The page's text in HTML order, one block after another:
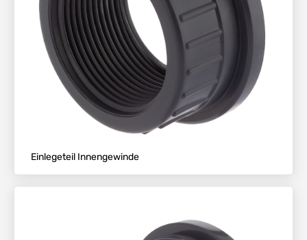
Einlegeteil Innengewinde